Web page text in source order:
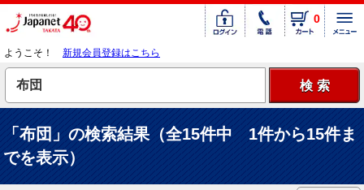
0
ようこそ！ 新規会員登録はこちら
「布団」の検索結果（全15件中 1件から15件ま
でを表示）